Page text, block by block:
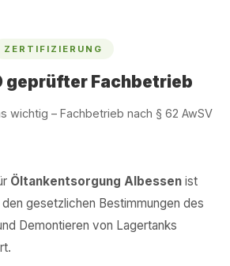
ZERTIFIZIERUNG
geprüfter Fachbetrieb
wichtig – Fachbetrieb nach § 62 AwSV
Öltankentsorgung Albessen ist
gesetzlichen Bestimmungen des
Demontieren von Lagertanks